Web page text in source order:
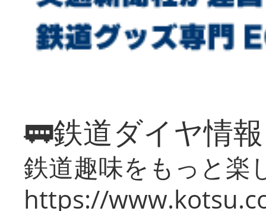
🚃鉄道ダイヤ情
鉄道趣味をもっと楽
https://